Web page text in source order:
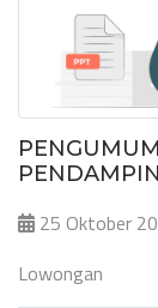
25 Oktober
Lowongan